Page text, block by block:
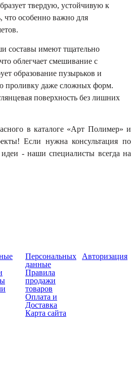
твердую, устойчивую к
что особенно важно для
составы имеют тщательно
облегчает смешивание с
образование пузырьков и
проливку даже сложных форм.
поверхность без лишних
в каталоге «Арт Полимер» и
Если нужна консультация по
- наши специалисты всегда на
Персональных
данные
Правила
продажи
товаров
Оплата и
Доставка
Карта сайта
Авторизация